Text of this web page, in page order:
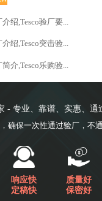
绍,Tesco验厂要...
绍,Tesco突击验...
介,Tesco乐购验...
- 专业、靠谱、实惠、通
确保一次性通过验厂，不
响应快
定稿快
质量好
保密好